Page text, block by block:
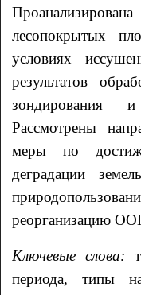
лесопокрытых
условиях
результатов
зондирования
Рассмотрены
меры по
деградации
реорганизацию
Ключевые слова:
периода, типы